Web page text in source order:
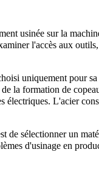
usinée sur la
l'accès aux
uniquement pour sa
la formation de
électriques. L'acier
de sélectionner un
d'usinage en